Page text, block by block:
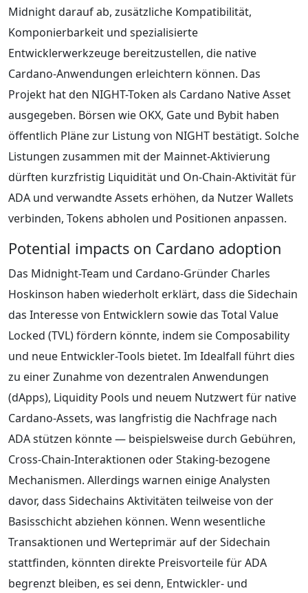
Midnight darauf ab, zusätzliche Kompatibilität,
Komponierbarkeit und spezialisierte
Entwicklerwerkzeuge bereitzustellen, die native
Cardano-Anwendungen erleichtern können. Das
Projekt hat den NIGHT-Token als Cardano Native Asset
ausgegeben. Börsen wie OKX, Gate und Bybit haben
öffentlich Pläne zur Listung von NIGHT bestätigt. Solche
Listungen zusammen mit der Mainnet-Aktivierung
dürften kurzfristig Liquidität und On-Chain-Aktivität für
ADA und verwandte Assets erhöhen, da Nutzer Wallets
verbinden, Tokens abholen und Positionen anpassen.
Potential impacts on Cardano adoption
Das Midnight-Team und Cardano-Gründer Charles
Hoskinson haben wiederholt erklärt, dass die Sidechain
das Interesse von Entwicklern sowie das Total Value
Locked (TVL) fördern könnte, indem sie Composability
und neue Entwickler-Tools bietet. Im Idealfall führt dies
zu einer Zunahme von dezentralen Anwendungen
(dApps), Liquidity Pools und neuem Nutzwert für native
Cardano-Assets, was langfristig die Nachfrage nach
ADA stützen könnte — beispielsweise durch Gebühren,
Cross-Chain-Interaktionen oder Staking-bezogene
Mechanismen. Allerdings warnen einige Analysten
davor, dass Sidechains Aktivitäten teilweise von der
Basisschicht abziehen können. Wenn wesentliche
Transaktionen und Werteprimär auf der Sidechain
stattfinden, könnten direkte Preisvorteile für ADA
begrenzt bleiben, es sei denn, Entwickler- und